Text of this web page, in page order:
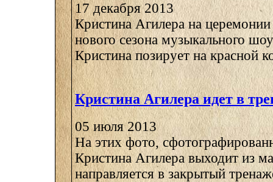
17 декабря 2013
Кристина Агилера на церемонии
нового сезона музыкального
Кристина позирует на красной
Кристина Агилера идет в
05 июля 2013
На этих фото,
Кристина Агилера выходит из
направляется в закрытый